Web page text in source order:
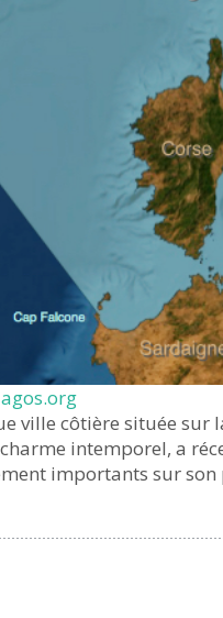
ville côtière située sur
intemporel, a
importants sur son